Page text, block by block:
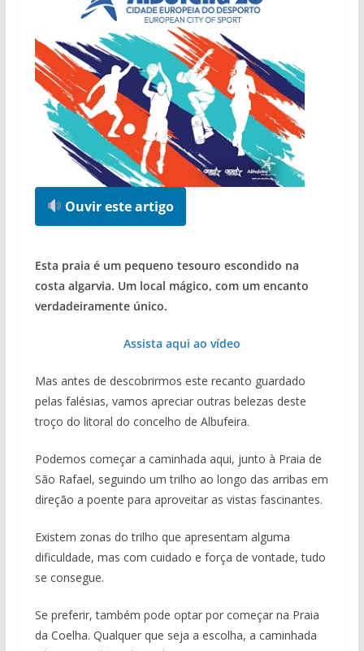
Ouvir este artigo
Esta praia é um pequeno tesouro escondido na
costa algarvia. Um local mágico, com um encanto
verdadeiramente único.
Assista aqui ao vídeo
Mas antes de descobrirmos este recanto guardado
pelas falésias, vamos apreciar outras belezas deste
troço do litoral do concelho de Albufeira.
Podemos começar a caminhada aqui, junto à Praia de
São Rafael, seguindo um trilho ao longo das arribas em
direção a poente para aproveitar as vistas fascinantes.
Existem zonas do trilho que apresentam alguma
dificuldade, mas com cuidado e força de vontade, tudo
se consegue.
Se preferir, também pode optar por começar na Praia
da Coelha. Qualquer que seja a escolha, a caminhada